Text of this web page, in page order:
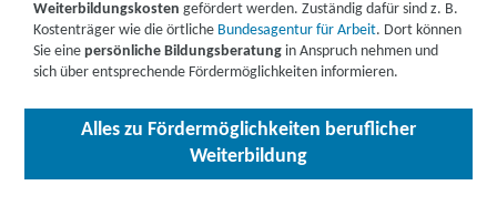
FreilassingPartner
weitere Informationen
Berufliche Fortbildungszentren der Bayerischen
Wirtschaft (bfz) gGmbH | Untere Hauptstraße 34,
Weiterbildungskosten gefördert werden. Zuständig dafür sind z. B.
Kostenträger wie die örtliche Bundesagentur für Arbeit. Dort können
Sie einepersönliche Bildungsberatung in Anspruch nehmen und
sich über entsprechende Fördermöglichkeiten informieren.
Alles zu Fördermöglichkeiten beruflicher
Weiterbildung